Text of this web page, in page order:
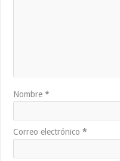
Nombre*
Correo electrónico*